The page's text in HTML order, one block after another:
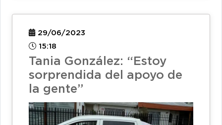
29/06/2023
15:18
Tania González: “Estoy
sorprendida del apoyo de
la gente”